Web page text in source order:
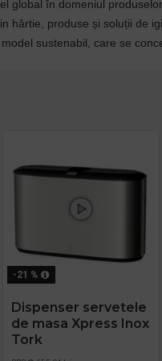
global în domeniul
hârtie, produse și soluții de
sustenabil, care se
-21 %
Dispenser servetele
de masa Xpress Inox
Tork